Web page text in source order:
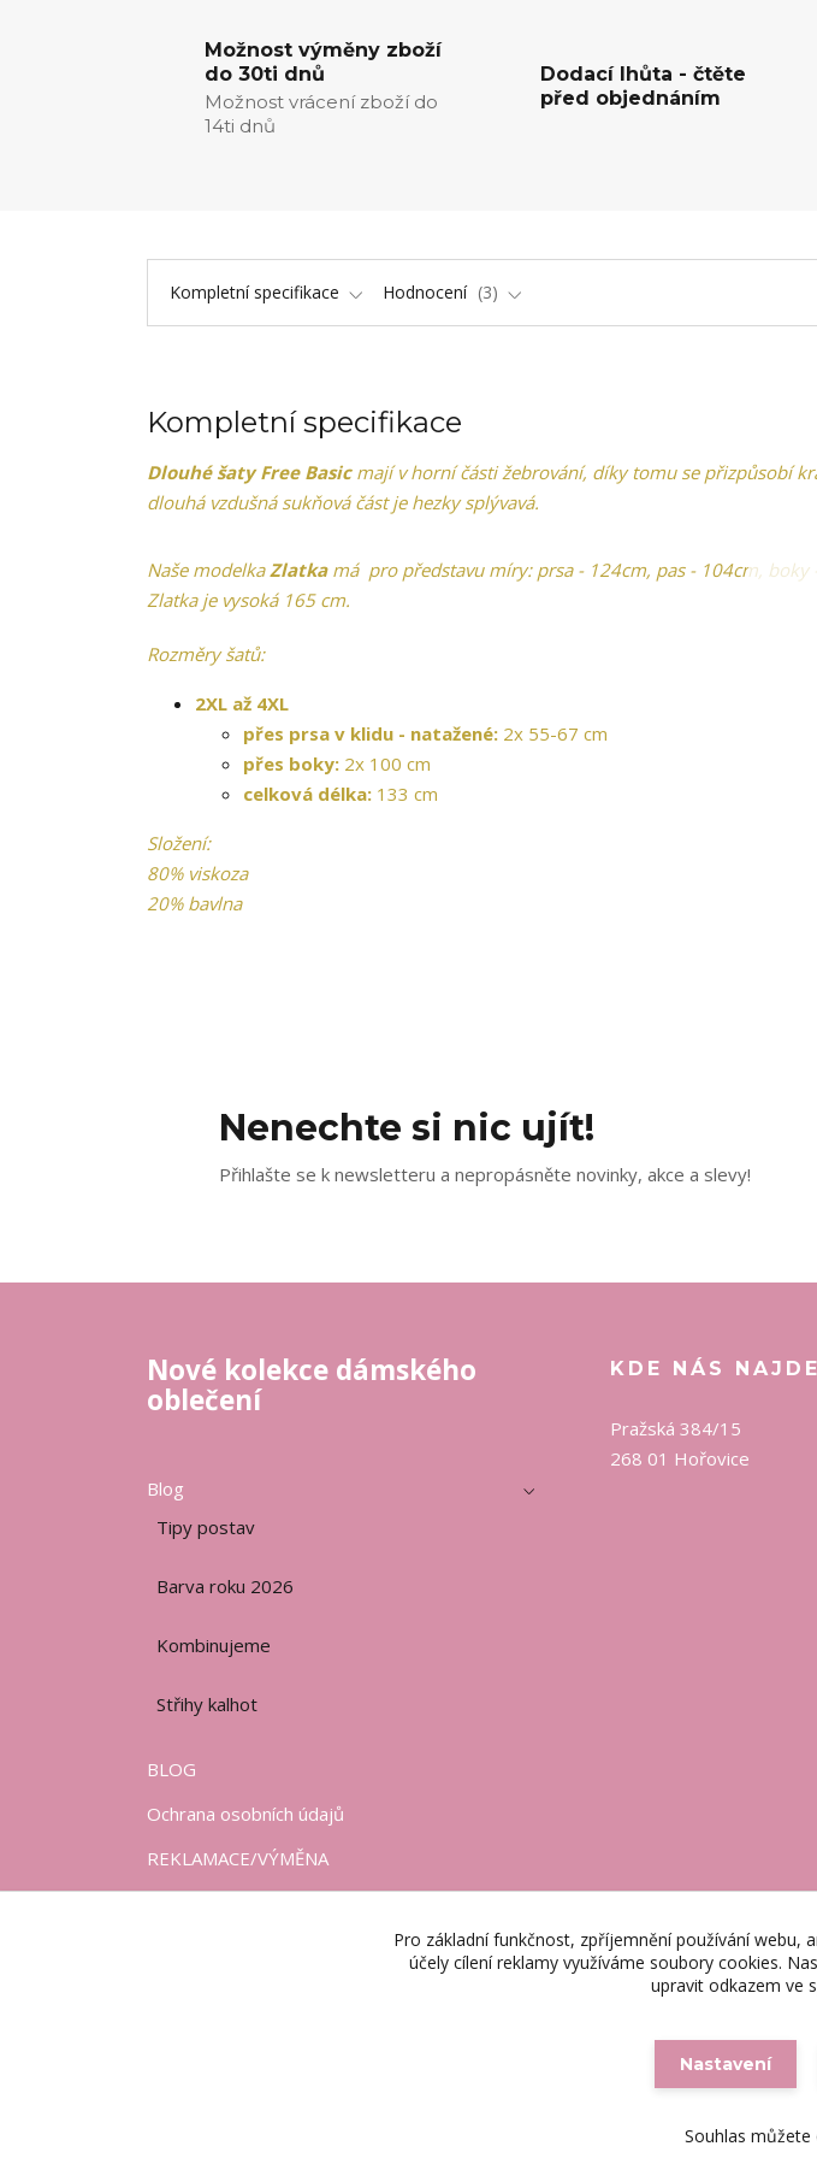
Možnost výměny zboží
do 30ti dnů
Možnost vrácení zboží do
14ti dnů
Dodací lhůta - čtěte
před objednáním
Kompletní specifikace Hodnocení 3
Kompletní specifikace
Dlouhé šaty Free Basicmají v horní části žebrování, díky tomu se přizpůsobí
dlouhá vzdušná sukňová část je hezky splývavá.
Naše modelkaZlatkamá pro představu míry: prsa - 124cm, pas - 104cm, boky
Zlatka je vysoká 165 cm.
Rozměry šatů:
2XL až 4XL
přes prsa v klidu - natažené: 2x 55-67 cm
přes boky: 2x 100 cm
celková délka: 133 cm
Složení:
80% viskoza
20% bavlna
Nenechte si nic ujít!
Přihlašte se k newsletteru a nepropásněte novinky, akce a slevy!
Nové kolekce dámského
oblečení
Blog
Tipy postav
Barva roku 2026
Kombinujeme
Střihy kalhot
BLOG
Ochrana osobních údajů
REKLAMACE/VÝMĚNA
KDE NÁS
Pražská 384/15
268 01 Hořovice
Pro základní funkčnost, zpříjemnění používání webu,
účely cílení reklamy využíváme soubory cookies.
upravit odkazem ve
Nastavení
Souhlas